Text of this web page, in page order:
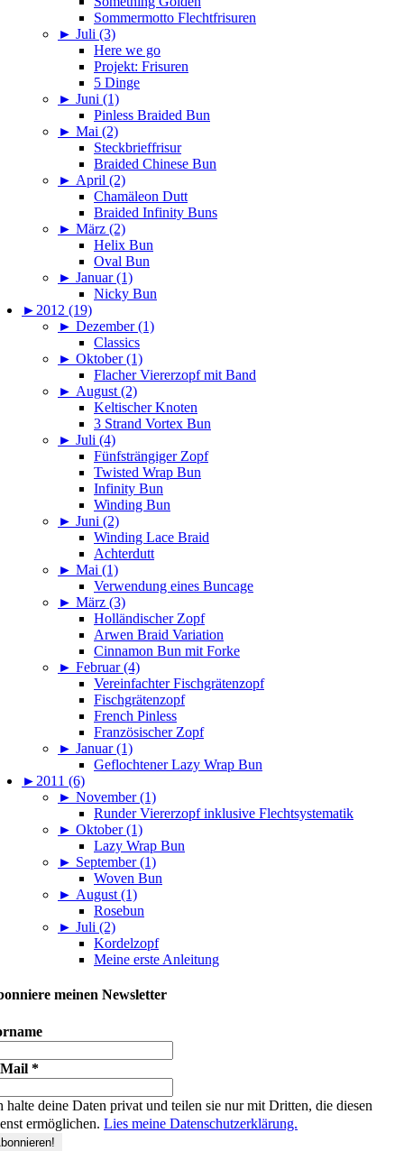
Sommermotto Flechtfrisuren
► Juli (3)
Here we go
Projekt: Frisuren
5 Dinge
► Juni (1)
Pinless Braided Bun
► Mai (2)
Steckbrieffrisur
Braided Chinese Bun
► April (2)
Chamäleon Dutt
Braided Infinity Buns
► März (2)
Helix Bun
Oval Bun
► Januar (1)
Nicky Bun
► 2012 (19)
► Dezember (1)
Classics
► Oktober (1)
Flacher Viererzopf mit Band
► August (2)
Keltischer Knoten
3 Strand Vortex Bun
► Juli (4)
Fünfsträngiger Zopf
Twisted Wrap Bun
Infinity Bun
Winding Bun
► Juni (2)
Winding Lace Braid
Achterdutt
► Mai (1)
Verwendung eines Buncage
► März (3)
Holländischer Zopf
Arwen Braid Variation
Cinnamon Bun mit Forke
► Februar (4)
Vereinfachter Fischgrätenzopf
Fischgrätenzopf
French Pinless
Französischer Zopf
► Januar (1)
Geflochtener Lazy Wrap Bun
► 2011 (6)
► November (1)
Runder Viererzopf inklusive Flechtsystematik
► Oktober (1)
Lazy Wrap Bun
► September (1)
Woven Bun
► August (1)
Rosebun
► Juli (2)
Kordelzopf
Meine erste Anleitung
meinen Newsletter
*
halte deine Daten privat und teilen sie nur mit Dritten, die diesen
ermöglichen. Lies meine Datenschutzerklärung.